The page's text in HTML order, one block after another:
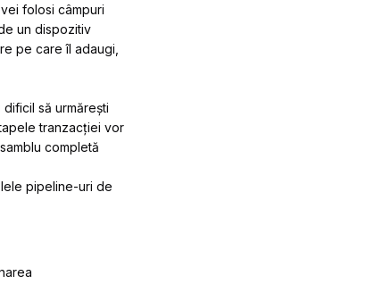
folosi câmpuri
un dispozitiv
pe care îl adaugi,
să urmărești
tranzacției vor
completă
pipeline-uri de